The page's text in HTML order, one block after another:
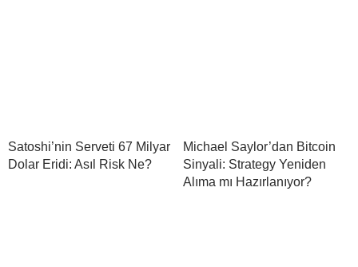
Satoshi’nin Serveti 67 Milyar
Dolar Eridi: Asıl Risk Ne?
Michael Saylor’dan Bitcoin
Sinyali: Strategy Yeniden
Alıma mı Hazırlanıyor?